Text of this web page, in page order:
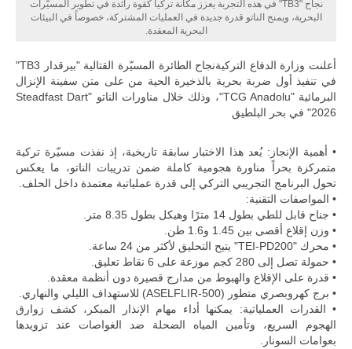
منطقة الساحل،
فإن الجمع بين
التحليق…
للمزيد
ليبيا | إنطلاق
تدريبات
فلينتلوك
2026 الدولية
نجاح "TB3" في هذه التجربة يعزز مكانة تركيا كقوة رائدة في تطوير المسيّرات
البحرية، ويمنح الناتو قدرة جديدة في العمليات المشتركة، خصوصاً في البيئات
البحرية المعقدة.
أعلنت وزارة الدفاع التركيةنجاح الطائرة المسيّرة القتالية "بيرقدار TB3"
في تنفيذ أول ضربة بحرية بالذخيرة الحية من على متن سفينة الإنزال
البرمائية "TCG Anadolu"، وذلك خلال مناورات الناتو "Steadfast Dart
2026" في بحر البلطيق
• أهمية الإنجاز: يُعد هذا الاختبار سابقة تاريخية، إذ نفذت مسيّرة تركية
متمركزة بحراً مناورة هجومية كاملة ضمن تدريبات الناتو، ما يعكس
تحول البرنامج التجريبي التركي إلى قدرة عملياتية معتمدة داخل الحلف.
• المواصفات التقنية:
• جناح قابل للطي بطول 14 مترًا وهيكل بطول 8.35 متر.
• وزن إقلاع أقصى بين 1.45 و1.6 طن.
• محرك "TEI-PD200" يتيح التحليق لأكثر من 24 ساعة.
• حمولة تصل إلى 280 كجم موزعة على 6 نقاط تعليق.
• قدرة على الإقلاع والهبوط من مدارج قصيرة دون أنظمة معقدة.
• برج كهروبصري متطور (ASELFLIR-500) للاستهداف الليلي والنهاري.
• القدرات العملياتية: يمكنها أداء مهام الإنذار المبكر، كشف زوارق
الهجوم السريع، وتأمين المياه الضحلة ضد الغواصات عند تزويدها
بعوامات السونار.